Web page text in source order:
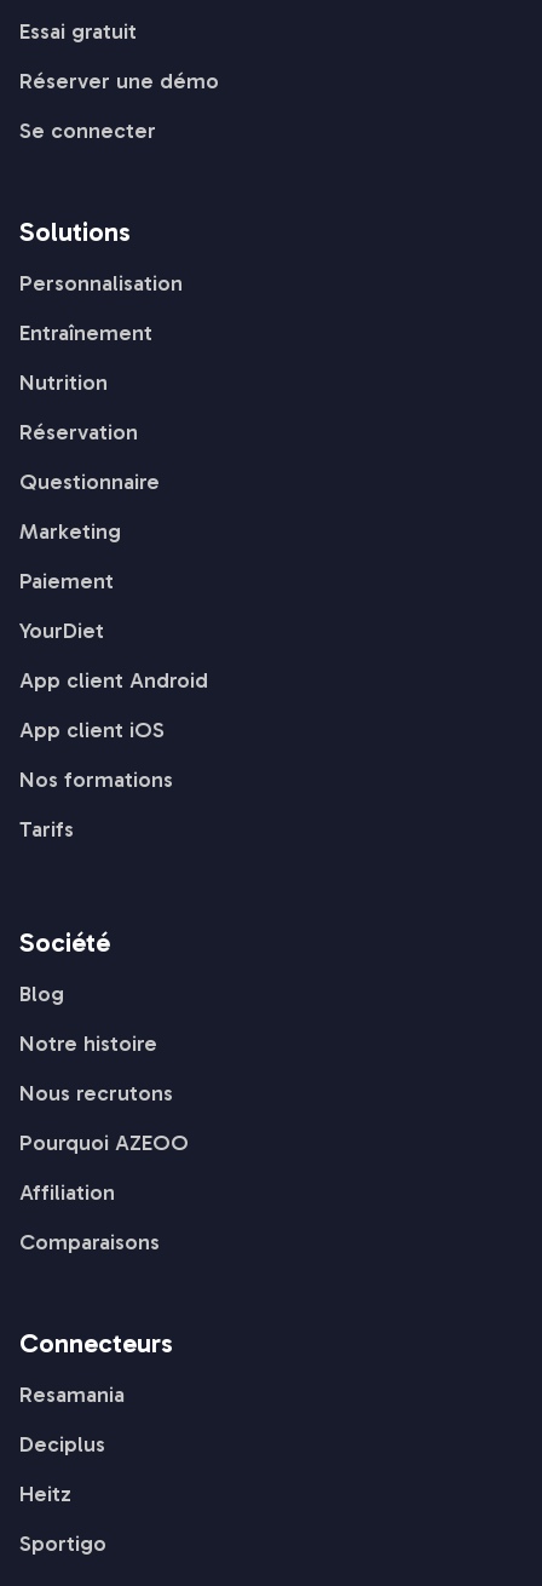
Essai gratuit
Réserver une démo
Se connecter
Solutions
Personnalisation
Entraînement
Nutrition
Réservation
Questionnaire
Marketing
Paiement
YourDiet
App client Android
App client iOS
Nos formations
Tarifs
Société
Blog
Notre histoire
Nous recrutons
Pourquoi AZEOO
Affiliation
Comparaisons
Connecteurs
Resamania
Deciplus
Heitz
Sportigo